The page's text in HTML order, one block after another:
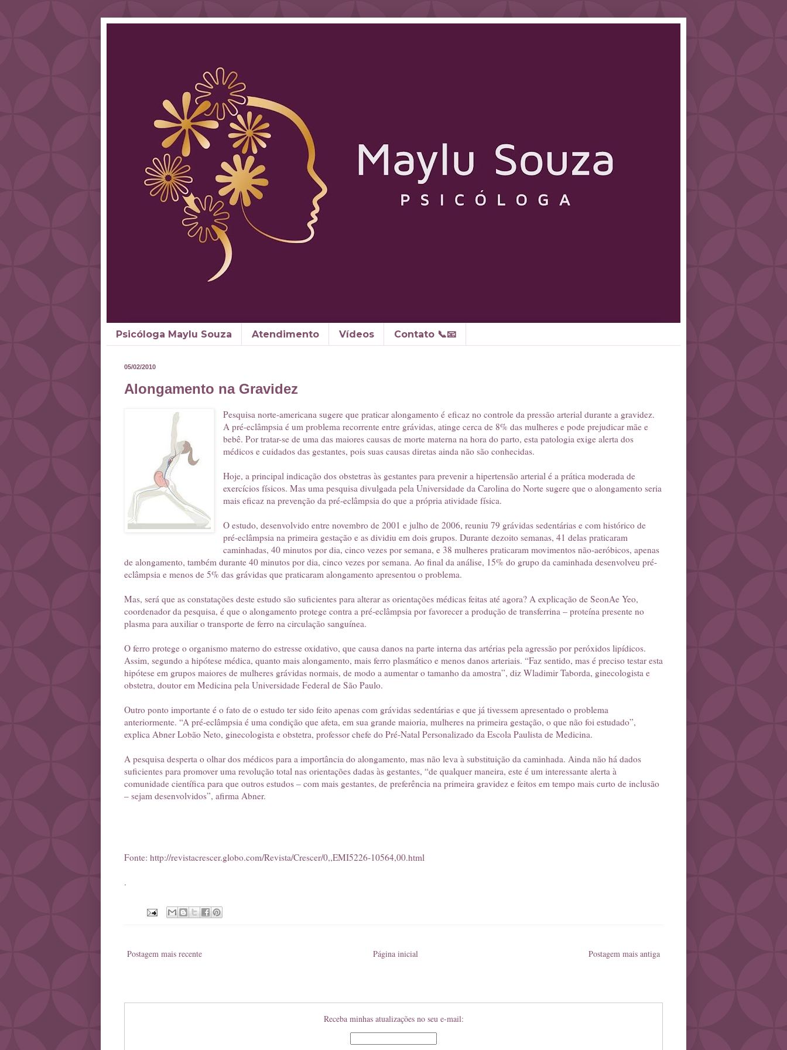
Psicóloga Maylu Souza Atendimento Vídeos Contato 📞📧
05/02/2010
Alongamento na Gravidez
Pesquisa norte-americana sugere que praticar alongamento é eficaz no controle da pressão arterial durante a gravidez.
A pré-eclâmpsia é um problema recorrente entre grávidas, atinge cerca de 8% das mulheres e pode prejudicar mãe e
bebê. Por tratar-se de uma das maiores causas de morte materna na hora do parto, esta patologia exige alerta dos
médicos e cuidados das gestantes, pois suas causas diretas ainda não são conhecidas.
Hoje, a principal indicação dos obstetras às gestantes para prevenir a hipertensão arterial é a prática moderada de
exercícios físicos. Mas uma pesquisa divulgada pela Universidade da Carolina do Norte sugere que o alongamento seria
mais eficaz na prevenção da pré-eclâmpsia do que a própria atividade física.
O estudo, desenvolvido entre novembro de 2001 e julho de 2006, reuniu 79 grávidas sedentárias e com histórico de
pré-eclâmpsia na primeira gestação e as dividiu em dois grupos. Durante dezoito semanas, 41 delas praticaram
caminhadas, 40 minutos por dia, cinco vezes por semana, e 38 mulheres praticaram movimentos não-aeróbicos, apenas
de alongamento, também durante 40 minutos por dia, cinco vezes por semana. Ao final da análise, 15% do grupo da caminhada desenvolveu pré-
eclâmpsia e menos de 5% das grávidas que praticaram alongamento apresentou o problema.
Mas, será que as constatações deste estudo são suficientes para alterar as orientações médicas feitas até agora? A explicação de SeonAe Yeo,
coordenador da pesquisa, é que o alongamento protege contra a pré-eclâmpsia por favorecer a produção de transferrina – proteína presente no
plasma para auxiliar o transporte de ferro na circulação sanguínea.
O ferro protege o organismo materno do estresse oxidativo, que causa danos na parte interna das artérias pela agressão por peróxidos lipídicos.
Assim, segundo a hipótese médica, quanto mais alongamento, mais ferro plasmático e menos danos arteriais. “Faz sentido, mas é preciso testar esta
hipótese em grupos maiores de mulheres grávidas normais, de modo a aumentar o tamanho da amostra”, diz Wladimir Taborda, ginecologista e
obstetra, doutor em Medicina pela Universidade Federal de São Paulo.
Outro ponto importante é o fato de o estudo ter sido feito apenas com grávidas sedentárias e que já tivessem apresentado o problema
anteriormente. “A pré-eclâmpsia é uma condição que afeta, em sua grande maioria, mulheres na primeira gestação, o que não foi estudado”,
explica Abner Lobão Neto, ginecologista e obstetra, professor chefe do Pré-Natal Personalizado da Escola Paulista de Medicina.
A pesquisa desperta o olhar dos médicos para a importância do alongamento, mas não leva à substituição da caminhada. Ainda não há dados
suficientes para promover uma revolução total nas orientações dadas às gestantes, “de qualquer maneira, este é um interessante alerta à
comunidade científica para que outros estudos – com mais gestantes, de preferência na primeira gravidez e feitos em tempo mais curto de inclusão
– sejam desenvolvidos”, afirma Abner.
Fonte: http://revistacrescer.globo.com/Revista/Crescer/0,,EMI5226-10564,00.html
.
Postagem mais recente Postagem mais antiga
Página inicial
Receba minhas atualizações no seu e-mail: